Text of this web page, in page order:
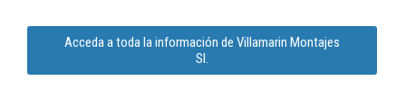
Acceda a toda la información de Villamarin Montajes
Sl.